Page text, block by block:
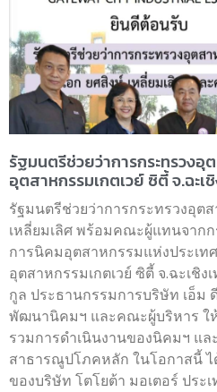
รัฐมนตรีช่วยว่าการกระทรวง
อุตสาหกรรมเกตเวย์ ซิตี้ จ.ฉะเชิ
รัฐมนตรีช่วยว่าการกระทรวงอุต
เหลี่ยมเลิศ พร้อมคณะผู้แทนจาก
การนิคมอุตสาหกรรมแห่งประเท
อุตสาหกรรมเกตเวย์ ซิตี้ จ.ฉะเชิ
กูล ประธานกรรมการบริษัท เอ็ม
พัฒนานิคมฯ และคณะผู้บริหาร ใ
รวมการดำเนินงานของนิคมฯ แล
สาธารณูปโภคหลัก ในโอกาสนี้ ไ
ของบริษัท โตโยต้า มอเตอร์ ประ